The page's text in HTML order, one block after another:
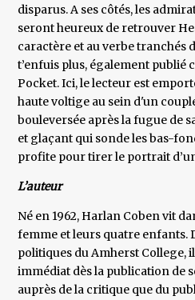
disparus. A ses côtés, les
seront heureux de retrouver
caractère et au verbe tranchés
t’enfuis plus, également publié
Pocket. Ici, le lecteur est
haute voltige au sein d'un
bouleversée après la fugue de
et glaçant qui sonde les bas-
profite pour tirer le portrait
L’auteur
Né en 1962, Harlan Coben vit
femme et leurs quatre enfants.
politiques du Amherst College,
immédiat dès la publication de
auprès de la critique que du